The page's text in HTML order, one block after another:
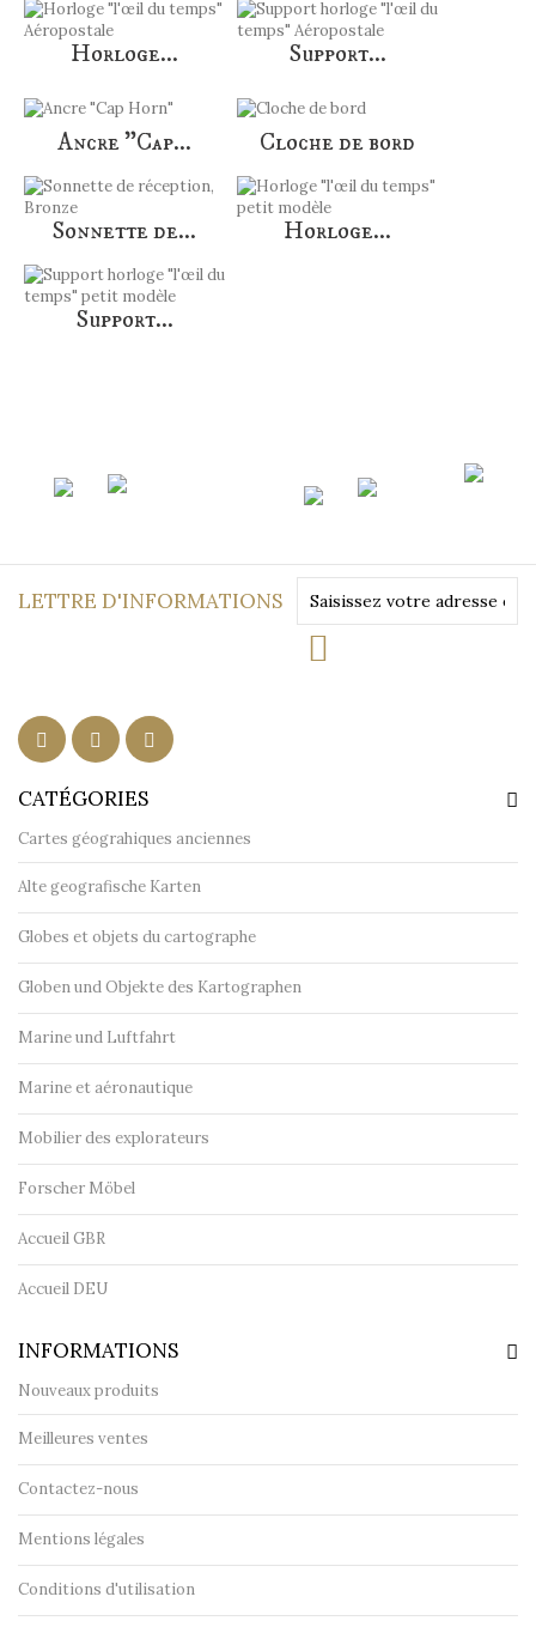
Horloge... Support...
Ancre "Cap... Cloche de bord
Sonnette de... Horloge...
Support...
LETTRE D'INFORMATIONS
CATÉGORIES
Cartes géograhiques anciennes
Alte geografische Karten
Globes et objets du cartographe
Globen und Objekte des Kartographen
Marine und Luftfahrt
Marine et aéronautique
Mobilier des explorateurs
Forscher Möbel
Accueil GBR
Accueil DEU
INFORMATIONS
Nouveaux produits
Meilleures ventes
Contactez-nous
Mentions légales
Conditions d'utilisation